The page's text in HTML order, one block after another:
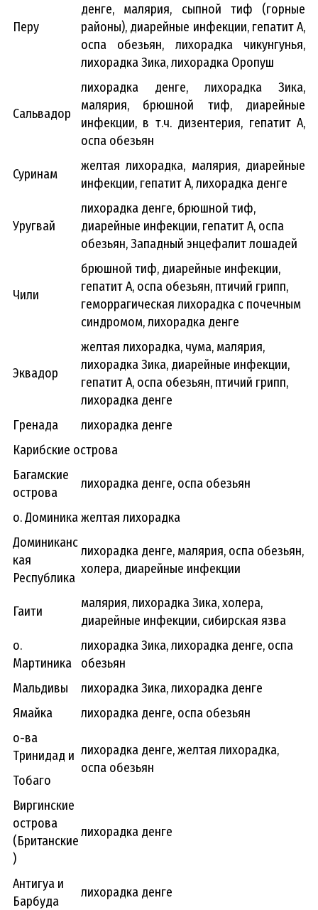
Перу
денге, малярия, сыпной тиф (горные
районы), диарейные инфекции, гепатит А,
оспа обезьян, лихорадка чикунгунья,
лихорадка Зика, лихорадка Оропуш
Сальвадор
лихорадка денге, лихорадка Зика,
малярия, брюшной тиф, диарейные
инфекции, в т.ч. дизентерия, гепатит А,
оспа обезьян
Суринам
желтая лихорадка, малярия, диарейные
инфекции, гепатит А, лихорадка денге
Уругвай
лихорадка денге, брюшной тиф,
диарейные инфекции, гепатит А, оспа
обезьян, Западный энцефалит лошадей
Чили
брюшной тиф, диарейные инфекции,
гепатит А, оспа обезьян, птичий грипп,
геморрагическая лихорадка с почечным
синдромом, лихорадка денге
Эквадор
желтая лихорадка, чума, малярия,
лихорадка Зика, диарейные инфекции,
гепатит А, оспа обезьян, птичий грипп,
лихорадка денге
Гренада
лихорадка денге
Карибские острова
Багамские
острова
лихорадка денге, оспа обезьян
о. Доминикажелтая лихорадка
Доминиканс
кая
Республика
лихорадка денге, малярия, оспа обезьян,
холера, диарейные инфекции
Гаити
малярия, лихорадка Зика, холера,
диарейные инфекции, сибирская язва
о.
Мартиника
лихорадка Зика, лихорадка денге, оспа
обезьян
Мальдивы
лихорадка Зика, лихорадка денге
Ямайка
лихорадка денге, оспа обезьян
о-ва
Тринидад и
Тобаго
лихорадка денге, желтая лихорадка,
оспа обезьян
Виргинские
острова
(Британские
)
лихорадка денге
Антигуа и
Барбуда
лихорадка денге